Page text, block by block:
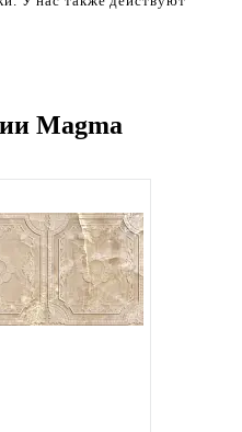
Magma